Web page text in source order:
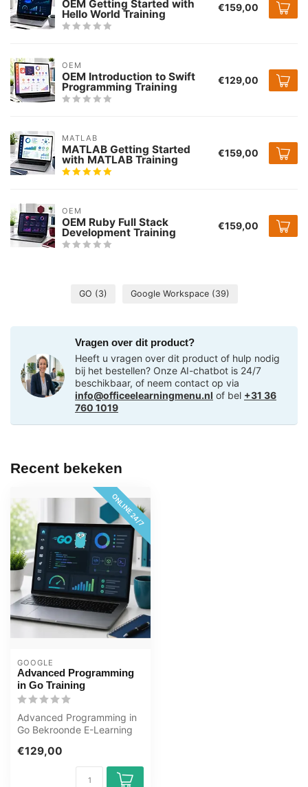
OEM Getting Started with
Hello World Training €159,00
OEM
OEM Introduction to Swift
Programming Training €129,00
MATLAB
MATLAB Getting Started
with MATLAB Training €159,00
OEM
OEM Ruby Full Stack
Development Training €159,00
GO (3) Google Workspace (39)
Vragen over dit product?
Heeft u vragen over dit product of hulp nodig
bij het bestellen? Onze AI-chatbot is 24/7
beschikbaar, of neem contact op via
info@officeelearningmenu.nl of bel +31 36
760 1019
Recent bekeken
ONLINE 24/7
GOOGLE
Advanced Programming
in Go Training
Advanced Programming in
Go Bekroonde E-Learning
interactiev...
€129,00